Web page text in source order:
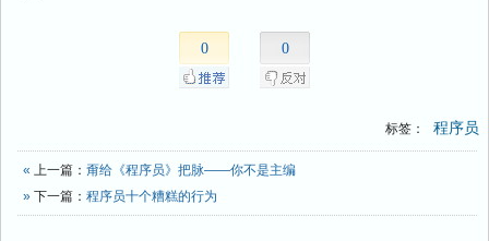
0 0
标签： 程序员
« 上一篇： 甭给《程序员》把脉——你不是主编
» 下一篇： 程序员十个糟糕的行为